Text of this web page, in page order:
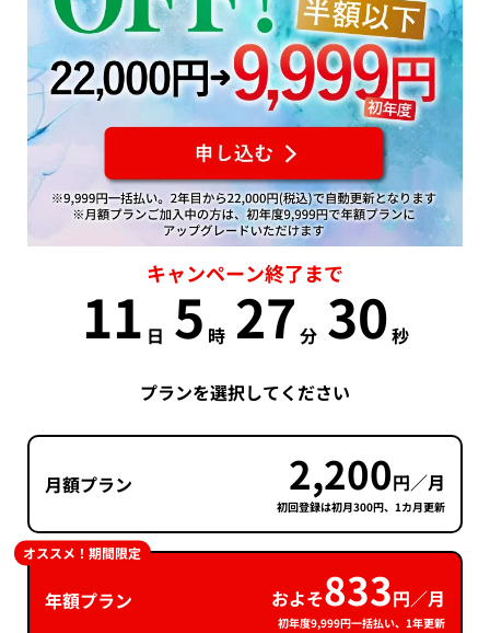
キャンペーン終了まで
11 日 5 時 27 分 30秒
プランを選択してください
月額プラン 2,200円／月
初回登録は初月300円、1カ月更新
年額プラン およそ833円／月
初年度9,999円一括払い、1年更新
オススメ！期間限定